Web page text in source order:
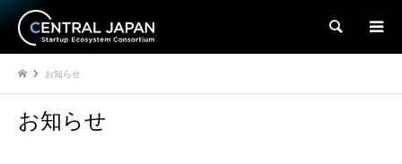
検索
お知らせ
お知らせ